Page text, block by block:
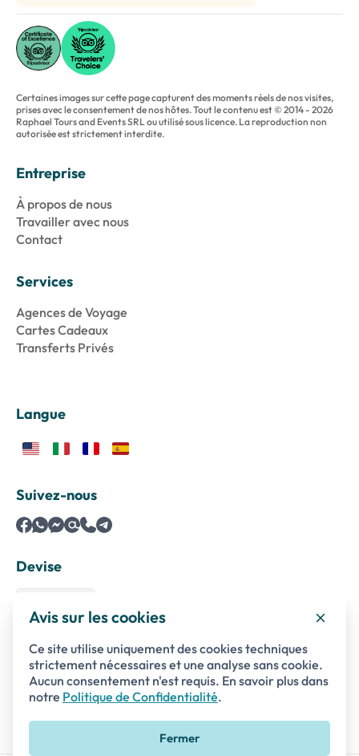
Certaines images sur cette page capturent des moments réels de nos visites,
prises avec le consentement de nos hôtes. Tout le contenu est © 2014 - 2026
Raphael Tours and Events SRL ou utilisé sous licence. La reproduction non
autorisée est strictement interdite.
Entreprise
À propos de nous
Travailler avec nous
Contact
Services
Agences de Voyage
Cartes Cadeaux
Transferts Privés
Langue
Suivez-nous
Devise
Paiements sécurisés avec
Avis sur les cookies
Ce site utilise uniquement des cookies techniques
strictement nécessaires et une analyse sans cookie.
Aucun consentement n'est requis. En savoir plus dans
notre Politique de Confidentialité.
Fermer